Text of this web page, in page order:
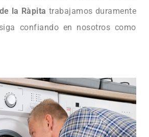
la Ràpita trabajamos duramente
confiando en nosotros como